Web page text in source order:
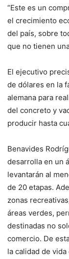
“Este es un
el crecimiento
del país, sobre
que no tienen
El ejecutivo
de dólares en la
alemana para
del concreto y
producir hasta
Benavides
desarrolla en un
levantarán al
de 20 etapas.
zonas
áreas verdes,
destinadas no
comercio. De
la calidad de